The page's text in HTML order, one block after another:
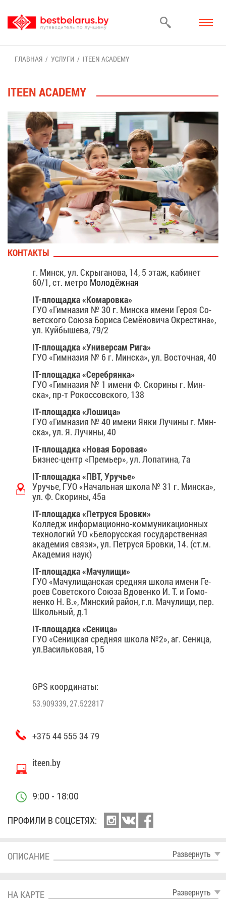
ГЛАВ­НАЯ УСЛУ­ГИ ITEEN ACADEMY
ITEEN ACADEMY
КОН­ТАК­ТЫ
г. Минск, ул. Скры­га­но­ва, 14, 5 этаж, ка­би­нет
60/1, ст. мет­ро Мо­ло­дёж­ная
IT-пло­щад­ка «Ко­ма­ров­ка»
ГУО «Гим­на­зия № 30 г. Мин­ска име­ни Ге­роя Со­
вет­ско­го Со­ю­за Бо­ри­са Се­мё­но­ви­ча Окре­сти­на»,
ул. Куй­бы­ше­ва, 79/2
IT-пло­щад­ка «Уни­вер­сам Ри­га»
ГУО «Гим­на­зия № 6 г. Мин­ска», ул. Во­сточ­ная, 40
IT-пло­щад­ка «Се­реб­рян­ка»
ГУО «Гим­на­зия № 1 име­ни Ф. Ско­ри­ны г. Мин­
ска», пр-т Ро­кос­сов­ско­го, 138
IT-пло­щад­ка «Ло­ши­ца»
ГУО «Гим­на­зия № 40 име­ни Ян­ки Лу­чи­ны г. Мин­
ска», ул. Я. Лу­чи­ны, 40
IT-пло­щад­ка «Но­вая Бо­ро­вая»
Биз­нес-центр «Пре­мьер», ул. Ло­па­ти­на, 7а
IT-пло­щад­ка «ПВТ, Уру­чье»
Уру­чье, ГУО «На­чаль­ная шко­ла № 31 г. Мин­ска»,
ул. Ф. Ско­ри­ны, 45а
IT-пло­щад­ка «Пет­ру­ся Бров­ки»
Кол­ледж ин­фор­ма­ци­он­но-ком­му­ни­ка­ци­он­ных
тех­но­ло­гий УО «Бе­ло­рус­ская го­су­дар­ствен­ная
ака­де­мия свя­зи», ул. Пет­ру­ся Бров­ки, 14. (ст.м.
Ака­де­мия на­ук)
IT-пло­щад­ка «Ма­чу­ли­щи»
ГУО «Ма­чу­ли­щан­ская сред­няя шко­ла име­ни Ге­
ро­ев Со­вет­ско­го Со­ю­за Вдо­вен­ко И. Т. и Го­мо­
нен­ко Н. В.», Мин­ский рай­он, г.п. Ма­чу­ли­щи, пер.
Школь­ный, д.1
IT-пло­щад­ка «Се­ни­ца»
ГУО «Се­ниц­кая сред­няя шко­ла №2», аг. Се­ни­ца,
ул.Ва­силь­ко­вая, 15
GPS ко­ор­ди­на­ты:
53.909339, 27.522817
+375 44 555 34 79
iteen.by
9:00 - 18:00
ПРО­ФИ­ЛИ В СОЦ­СЕ­ТЯХ:
Раз­вер­нуть
ОПИ­СА­НИЕ
Раз­вер­нуть
НА КАР­ТЕ